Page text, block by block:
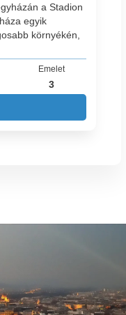
a Stadion
egyik
környékén,
Emelet
3